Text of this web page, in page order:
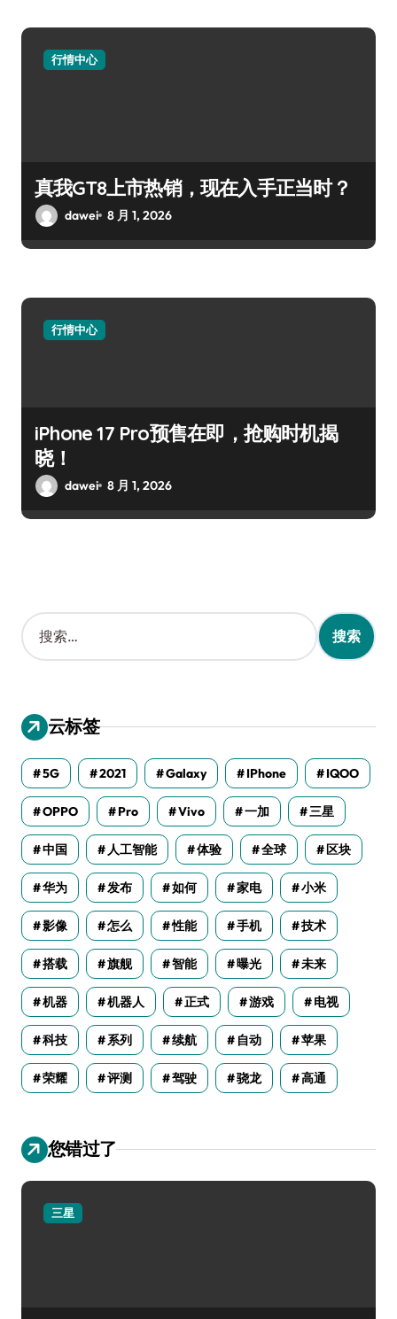
行情中心
真我GT8上市热销，现在入手正当时？
dawei 8 月 1, 2026
行情中心
iPhone 17 Pro预售在即，抢购时机揭
晓！
dawei 8 月 1, 2026
搜
索
：
云标签
5G 2021 Galaxy IPhone IQOO
OPPO Pro Vivo 一加 三星
中国 人工智能 体验 全球 区块
华为 发布 如何 家电 小米
影像 怎么 性能 手机 技术
搭载 旗舰 智能 曝光 未来
机器 机器人 正式 游戏 电视
科技 系列 续航 自动 苹果
荣耀 评测 驾驶 骁龙 高通
您错过了
三星